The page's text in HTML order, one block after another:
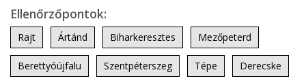
Ellenőrzőpontok:
Rajt Ártánd Biharkeresztes Mezőpeterd
Berettyóújfalu Szentpéterszeg Tépe Derecske